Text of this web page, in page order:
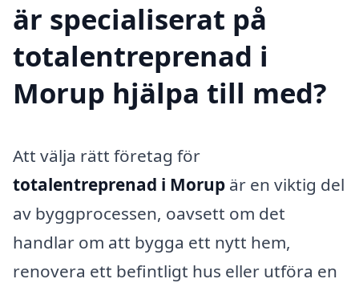
är specialiserat på
totalentreprenad i
Morup hjälpa till med?
Att välja rätt företag för
totalentreprenad i Morup är en viktig del
av byggprocessen, oavsett om det
handlar om att bygga ett nytt hem,
renovera ett befintligt hus eller utföra en